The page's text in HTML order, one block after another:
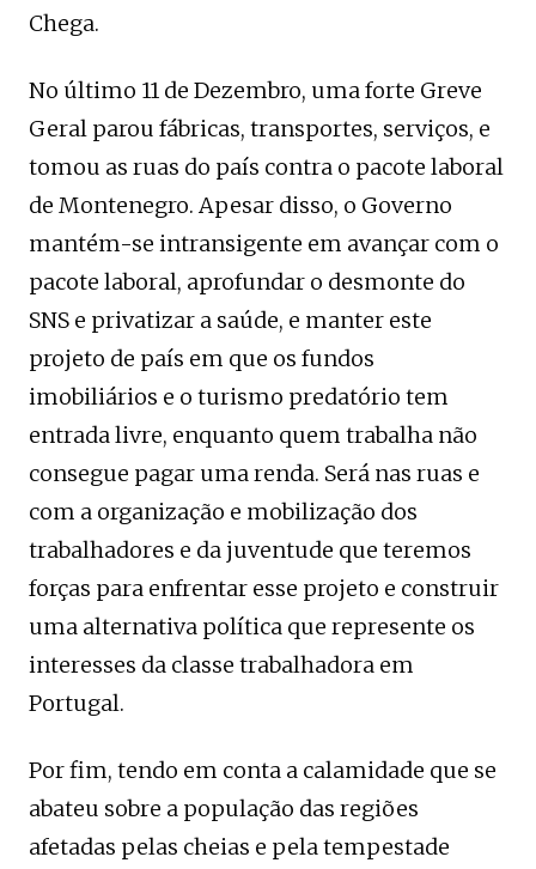
Chega.
No último 11 de Dezembro, uma forte Greve
Geral parou fábricas, transportes, serviços, e
tomou as ruas do país contra o pacote laboral
de Montenegro. Apesar disso, o Governo
mantém-se intransigente em avançar com o
pacote laboral, aprofundar o desmonte do
SNS e privatizar a saúde, e manter este
projeto de país em que os fundos
imobiliários e o turismo predatório tem
entrada livre, enquanto quem trabalha não
consegue pagar uma renda. Será nas ruas e
com a organização e mobilização dos
trabalhadores e da juventude que teremos
forças para enfrentar esse projeto e construir
uma alternativa política que represente os
interesses da classe trabalhadora em
Portugal.
Por fim, tendo em conta a calamidade que se
abateu sobre a população das regiões
afetadas pelas cheias e pela tempestade